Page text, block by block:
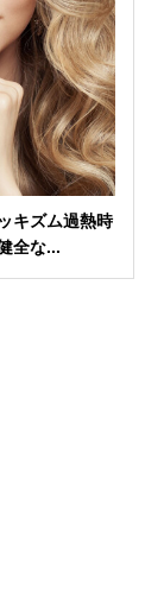
キズム過熱時
全な...